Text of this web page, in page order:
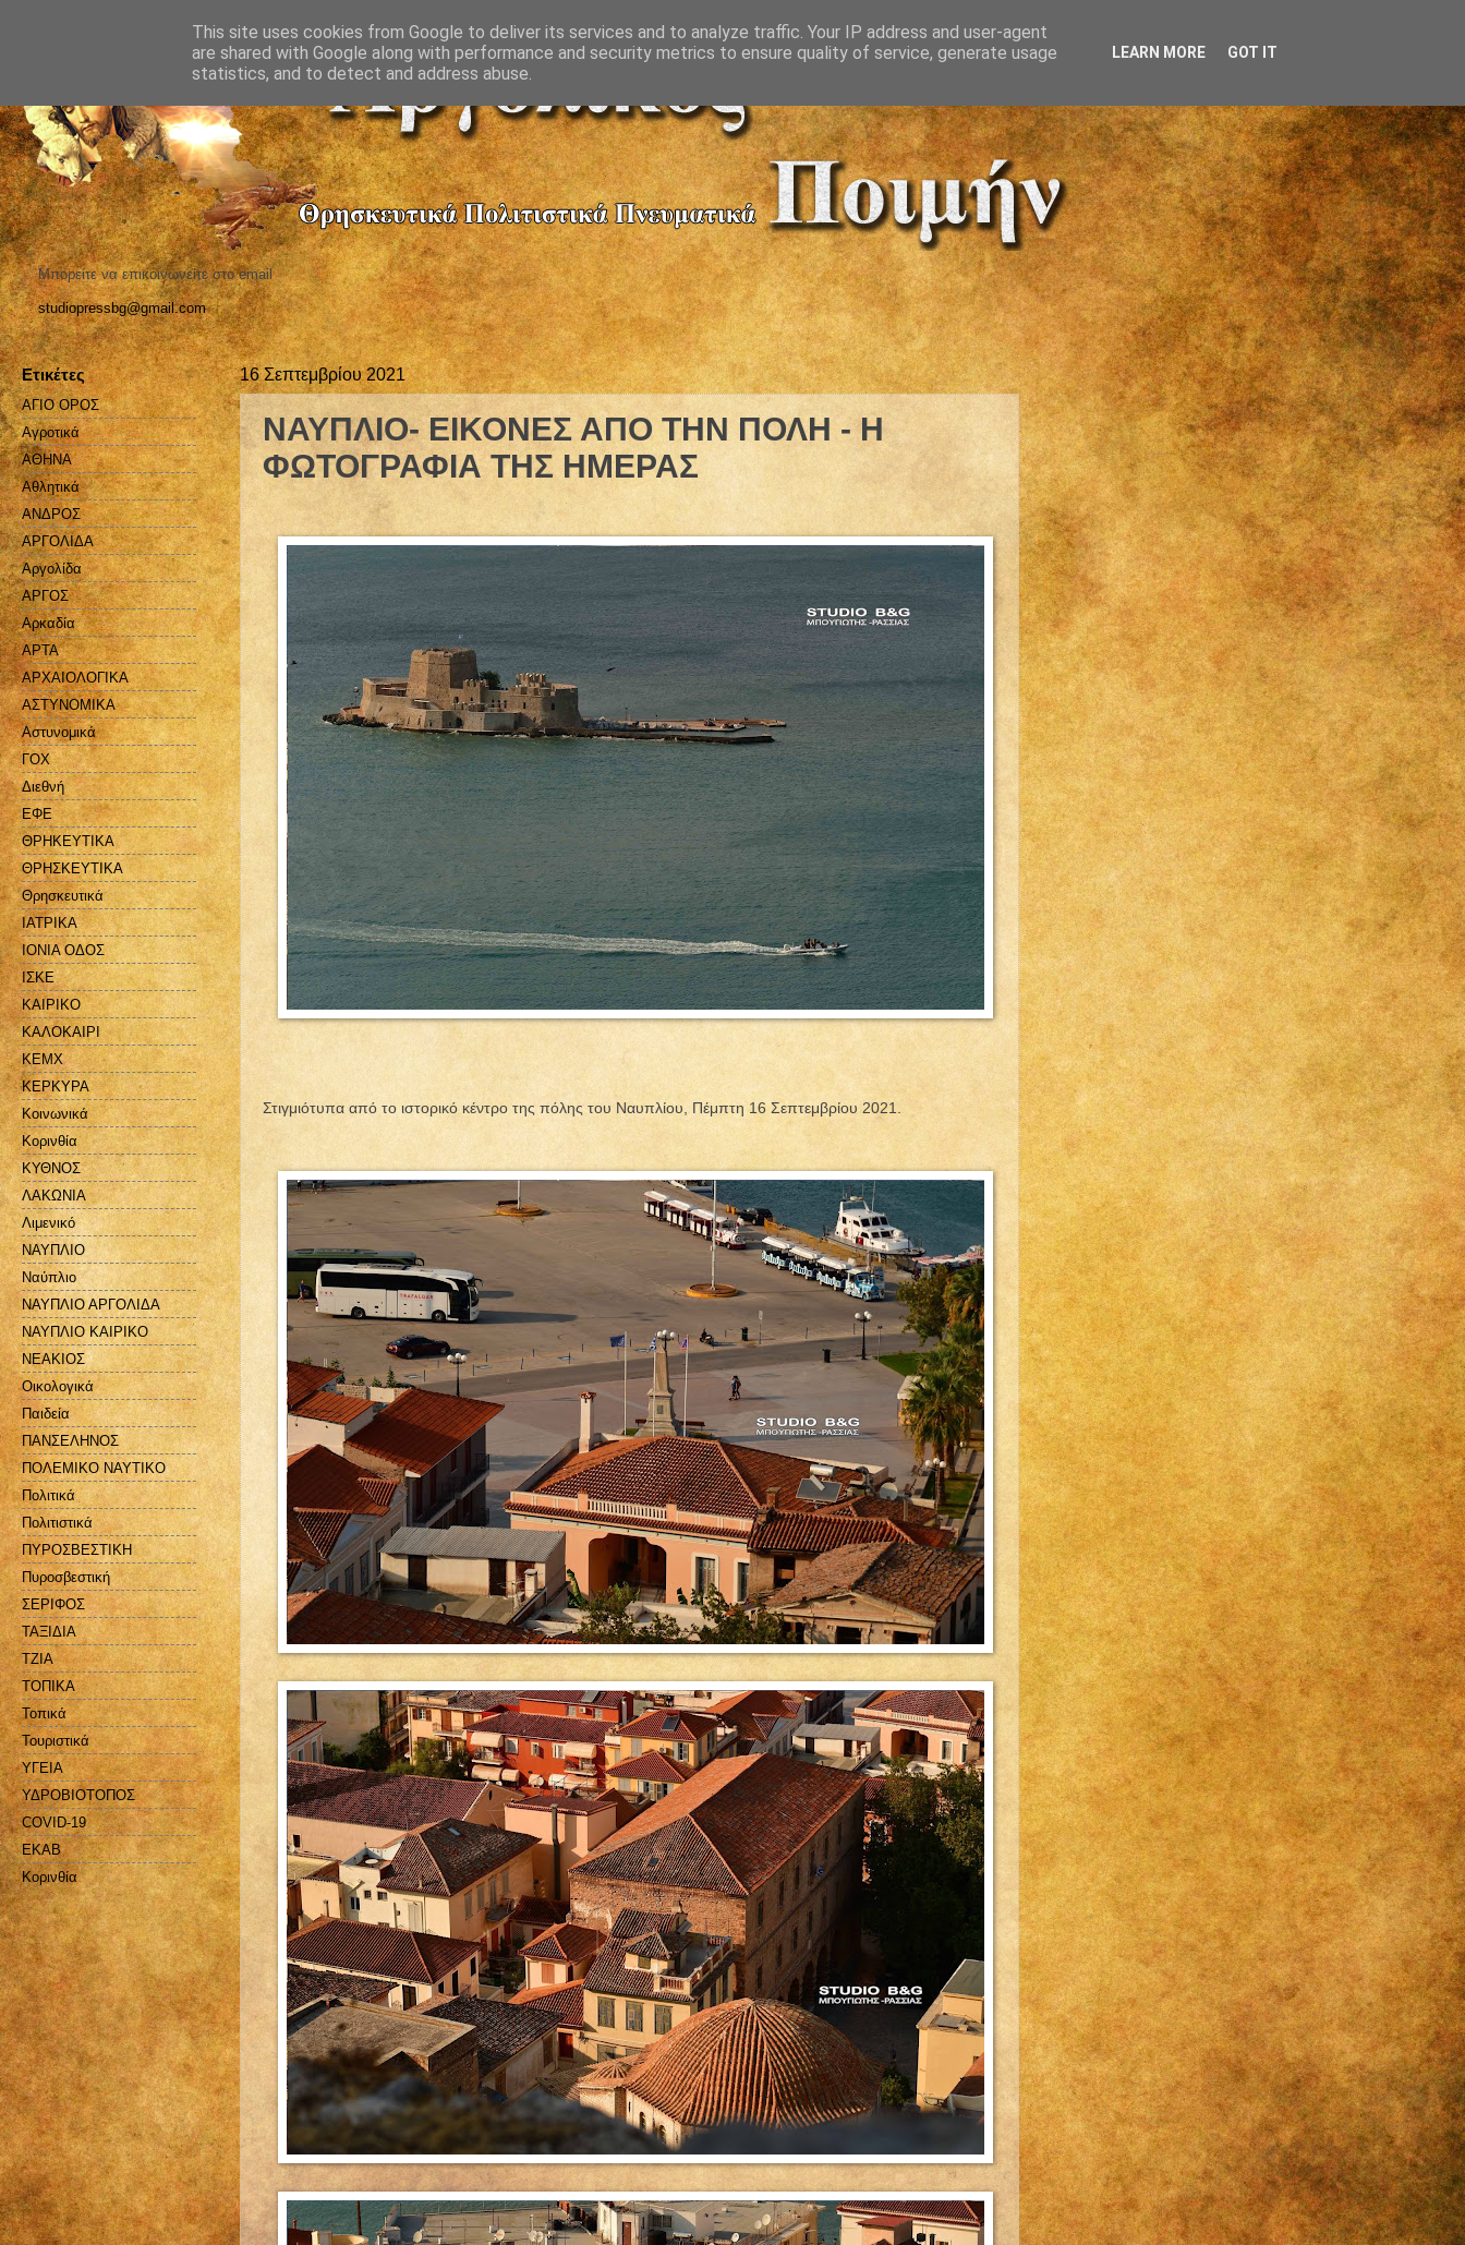
Μπορείτε να επικοινωνείτε στο email
studiopressbg@gmail.com
16 Σεπτεμβρίου 2021
ΝΑΥΠΛΙΟ- ΕΙΚΟΝΕΣ ΑΠΟ ΤΗΝ ΠΟΛΗ - Η
ΦΩΤΟΓΡΑΦΙΑ ΤΗΣ ΗΜΕΡΑΣ
Στιγμιότυπα από το ιστορικό κέντρο της πόλης του Ναυπλίου, Πέμπτη 16 Σεπτεμβρίου 2021.
Ετικέτες
ΑΓΙΟ ΟΡΟΣ
Αγροτικά
ΑΘΗΝΑ
Αθλητικά
ΑΝΔΡΟΣ
ΑΡΓΟΛΙΔΑ
Αργολίδα
ΑΡΓΟΣ
Αρκαδία
ΑΡΤΑ
ΑΡΧΑΙΟΛΟΓΙΚΑ
ΑΣΤΥΝΟΜΙΚΑ
Αστυνομικά
ΓΟΧ
Διεθνή
ΕΦΕ
ΘΡΗΚΕΥΤΙΚΑ
ΘΡΗΣΚΕΥΤΙΚΑ
Θρησκευτικά
ΙΑΤΡΙΚΑ
ΙΟΝΙΑ ΟΔΟΣ
ΙΣΚΕ
ΚΑΙΡΙΚΟ
ΚΑΛΟΚΑΙΡΙ
ΚΕΜΧ
ΚΕΡΚΥΡΑ
Κοινωνικά
Κορινθία
ΚΥΘΝΟΣ
ΛΑΚΩΝΙΑ
Λιμενικό
ΝΑΥΠΛΙΟ
Ναύπλιο
ΝΑΥΠΛΙΟ ΑΡΓΟΛΙΔΑ
ΝΑΥΠΛΙΟ ΚΑΙΡΙΚΟ
ΝΕΑΚΙΟΣ
Οικολογικά
Παιδεία
ΠΑΝΣΕΛΗΝΟΣ
ΠΟΛΕΜΙΚΟ ΝΑΥΤΙΚΟ
Πολιτικά
Πολιτιστικά
ΠΥΡΟΣΒΕΣΤΙΚΗ
Πυροσβεστική
ΣΕΡΙΦΟΣ
ΤΑΞΙΔΙΑ
ΤΖΙΑ
ΤΟΠΙΚΑ
Τοπικά
Τουριστικά
ΥΓΕΙΑ
ΥΔΡΟΒΙΟΤΟΠΟΣ
COVID-19
EKAB
Kορινθία
This site uses cookies from Google to deliver its services and to analyze traffic. Your IP address and user-agent
are shared with Google along with performance and security metrics to ensure quality of service, generate usage
statistics, and to detect and address abuse.
LEARN MORE GOT IT